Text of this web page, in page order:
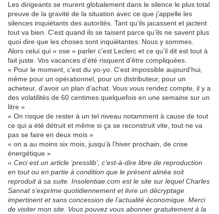
Les dirigeants se murent globalement dans le silence le plus total
preuve de la gravité de la situation avec ce que j’appelle les
silences inquiétants des autorités. Tant qu’ils jacassent et jactent
tout va bien. C’est quand ils se taisent parce qu’ils ne savent plus
quoi dire que les choses sont inquiétantes. Nous y sommes.
Alors celui qui « ose » parler c’est Leclerc et ce qu’il dit est tout à
fait juste. Vos vacances d’été risquent d’être compliquées.
« Pour le moment, c’est du yo-yo. C’est impossible aujourd’hui,
même pour un opérationnel, pour un distributeur, pour un
acheteur, d’avoir un plan d’achat. Vous vous rendez compte, il y a
des volatilités de 60 centimes quelquefois en une semaine sur un
litre »
« On risque de rester à un tel niveau notamment à cause de tout
ce qui a été détruit et même si ça se reconstruit vite, tout ne va
pas se faire en deux mois »
« on a au moins six mois, jusqu’à l’hiver prochain, de crise
énergétique »
« Ceci est un article ‘presslib’, c’est-à-dire libre de reproduction
en tout ou en partie à condition que le présent alinéa soit
reproduit à sa suite. Insolentiae.com est le site sur lequel Charles
Sannat s’exprime quotidiennement et livre un décryptage
impertinent et sans concession de l’actualité économique. Merci
de visiter mon site. Vous pouvez vous abonner gratuitement à la